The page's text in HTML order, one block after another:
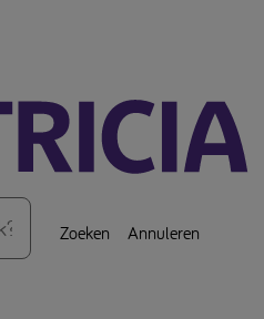
Zoeken
Annuleren